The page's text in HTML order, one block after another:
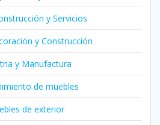
y Servicios
y Construcción
y Manufactura
de muebles
de exterior